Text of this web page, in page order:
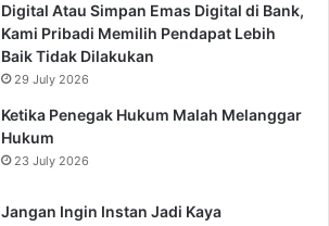
Digital Atau Simpan Emas Digital di Bank,
Kami Pribadi Memilih Pendapat Lebih
Baik Tidak Dilakukan
29 July 2026
Ketika Penegak Hukum Malah Melanggar
Hukum
23 July 2026
Jangan Ingin Instan Jadi Kaya